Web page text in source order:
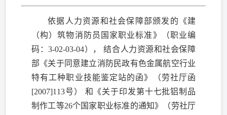
依据人力资源和社会保障部颁发的《建
（构）筑物消防员国家职业标准》（职业编
码：3-02-03-04）， 结合人力资源和社会保障
部《关于同意建立消防民政有色金属航空行业
特有工种职业技能鉴定站的函》（劳社厅函
[2007]113号） 和《关于印发第十七批铝制品
制作工等26个国家职业标准的通知》（劳社厅